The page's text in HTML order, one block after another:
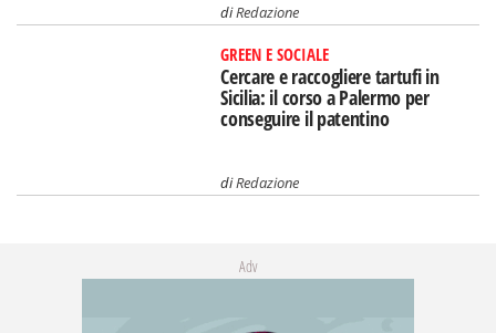
diRedazione
GREEN E SOCIALE
Cercare e raccogliere tartufi in
Sicilia: il corso a Palermo per
conseguire il patentino
diRedazione
Adv